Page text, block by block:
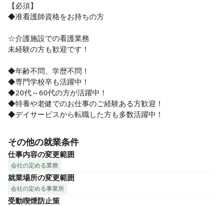
【必須】
◆准看護師資格をお持ちの方
☆介護施設での看護業務
未経験の方も歓迎です！
◆年齢不問、学歴不問！
◆専門学校卒も活躍中！
◆20代～60代の方が活躍中！
◆特養や老健でのお仕事のご経験ある方歓迎！
◆デイサービスから転職した方も多数活躍中！
その他の就業条件
仕事内容の変更範囲
会社の定める業務
就業場所の変更範囲
会社の定める事業所
受動喫煙防止策